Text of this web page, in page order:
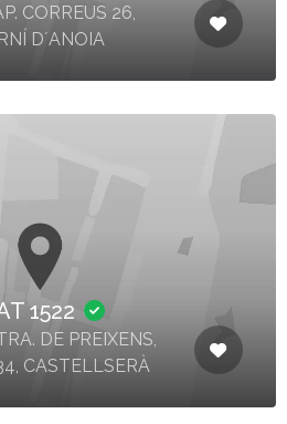
CORREUS 26,
D´ANOIA
1522
DE PREIXENS,
CASTELLSERÀ